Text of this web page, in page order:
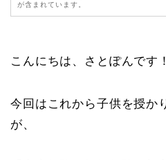
が含まれています。
こんにちは、さとぽんです！
今回はこれから子供を授か
が、